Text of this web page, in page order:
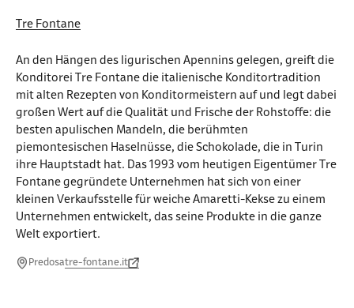
Tre Fontane
An den Hängen des ligurischen Apennins gelegen, greift die
Konditorei Tre Fontane die italienische Konditortradition
mit alten Rezepten von Konditormeistern auf und legt dabei
großen Wert auf die Qualität und Frische der Rohstoffe: die
besten apulischen Mandeln, die berühmten
piemontesischen Haselnüsse, die Schokolade, die in Turin
ihre Hauptstadt hat. Das 1993 vom heutigen Eigentümer Tre
Fontane gegründete Unternehmen hat sich von einer
kleinen Verkaufsstelle für weiche Amaretti-Kekse zu einem
Unternehmen entwickelt, das seine Produkte in die ganze
Welt exportiert.
Predosatre-fontane.it